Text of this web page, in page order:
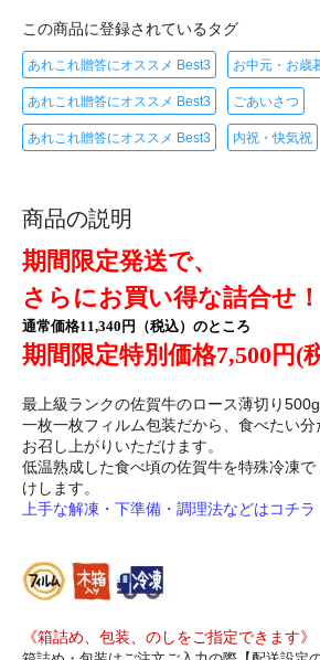
この商品に登録されているタグ
あれこれ贈答にオススメ Best3 お中元・お歳
あれこれ贈答にオススメ Best3 ごあいさつ
あれこれ贈答にオススメ Best3 内祝・快気祝
商品の説明
期間限定発送で、
さらにお買い得な詰合せ！
通常価格11,340円（税込）のところ
期間限定特別価格7,500円(
最上級ランクの佐賀牛のロース薄切り500g
一枚一枚フィルム包装だから、食べたい分
お召し上がりいただけます。
低温熟成した食べ頃の佐賀牛を特殊冷凍
けします。
上手な解凍・下準備・調理法などはコチラ
《箱詰め、包装、のしをご指定できます》